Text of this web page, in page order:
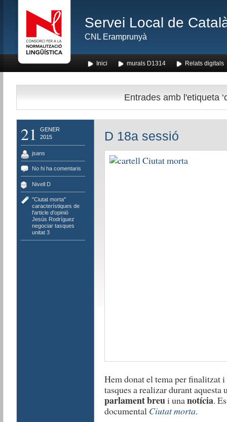
Servei Local de
CNL Eramprunyà
Inici murals D1314 Relats digitals
Entrades amb l'etiqueta
21
GENER
2015
jsans
No hi ha comentaris
Nivell D
"Ciutat morta",
característiques de
l'article d'opinió,
Jesús Rodríguez
negociar tasques
unitat 3
D 18a sessió
Hem donat el tema per finalitzat i
tasques a realizar durant aquesta
parlament breui unanotícia.
documental Ciutat morta.